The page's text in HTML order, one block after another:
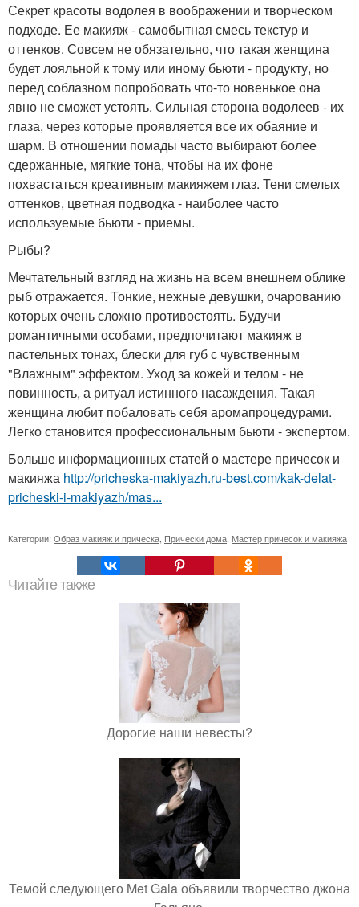
Секрет красоты водолея в воображении и творческом
подходе. Ее макияж - самобытная смесь текстур и
оттенков. Совсем не обязательно, что такая женщина
будет лояльной к тому или иному бьюти - продукту, но
перед соблазном попробовать что-то новенькое она
явно не сможет устоять. Сильная сторона водолеев - их
глаза, через которые проявляется все их обаяние и
шарм. В отношении помады часто выбирают более
сдержанные, мягкие тона, чтобы на их фоне
похвастаться креативным макияжем глаз. Тени смелых
оттенков, цветная подводка - наиболее часто
используемые бьюти - приемы.
Рыбы?
Мечтательный взгляд на жизнь на всем внешнем облике
рыб отражается. Тонкие, нежные девушки, очарованию
которых очень сложно противостоять. Будучи
романтичными особами, предпочитают макияж в
пастельных тонах, блески для губ с чувственным
"Влажным" эффектом. Уход за кожей и телом - не
повинность, а ритуал истинного насаждения. Такая
женщина любит побаловать себя аромапроцедурами.
Легко становится профессиональным бьюти - экспертом.
Больше информационных статей о мастере причесок и
макияжа http://pricheska-makiyazh.ru-best.com/kak-delat-
pricheski-i-makiyazh/mas...
Категории: Образ макияж и прическа Прически дома Мастер причесок и макияжа
Читайте также
Дорогие наши невесты?
Темой следующего Met Gala объявили творчество джона